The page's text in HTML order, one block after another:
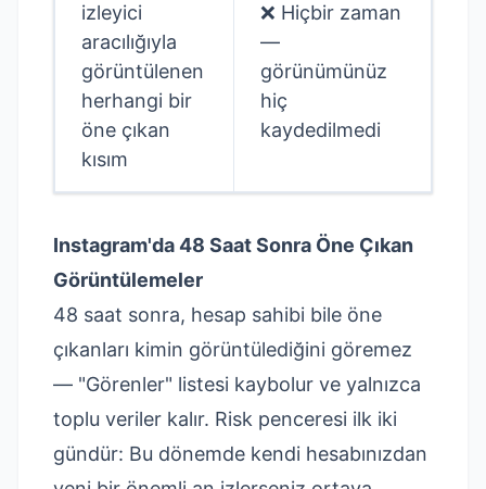
izleyici
aracılığıyla
görüntülenen
herhangi bir
öne çıkan
kısım
❌ Hiçbir zaman
—
görünümünüz
hiç
kaydedilmedi
Instagram'da 48 Saat Sonra Öne Çıkan
Görüntülemeler
48 saat sonra, hesap sahibi bile öne
çıkanları kimin görüntülediğini göremez
— "Görenler" listesi kaybolur ve yalnızca
toplu veriler kalır. Risk penceresi ilk iki
gündür: Bu dönemde kendi hesabınızdan